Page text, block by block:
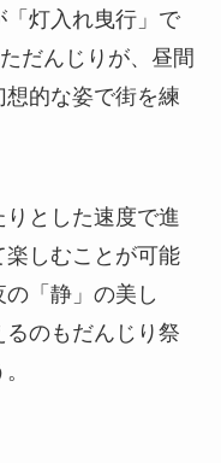
灯入れ曳行」で
だんじりが、昼間
的な姿で街を練
とした速度で進
しむことが可能
「静」の美し
のもだんじり祭